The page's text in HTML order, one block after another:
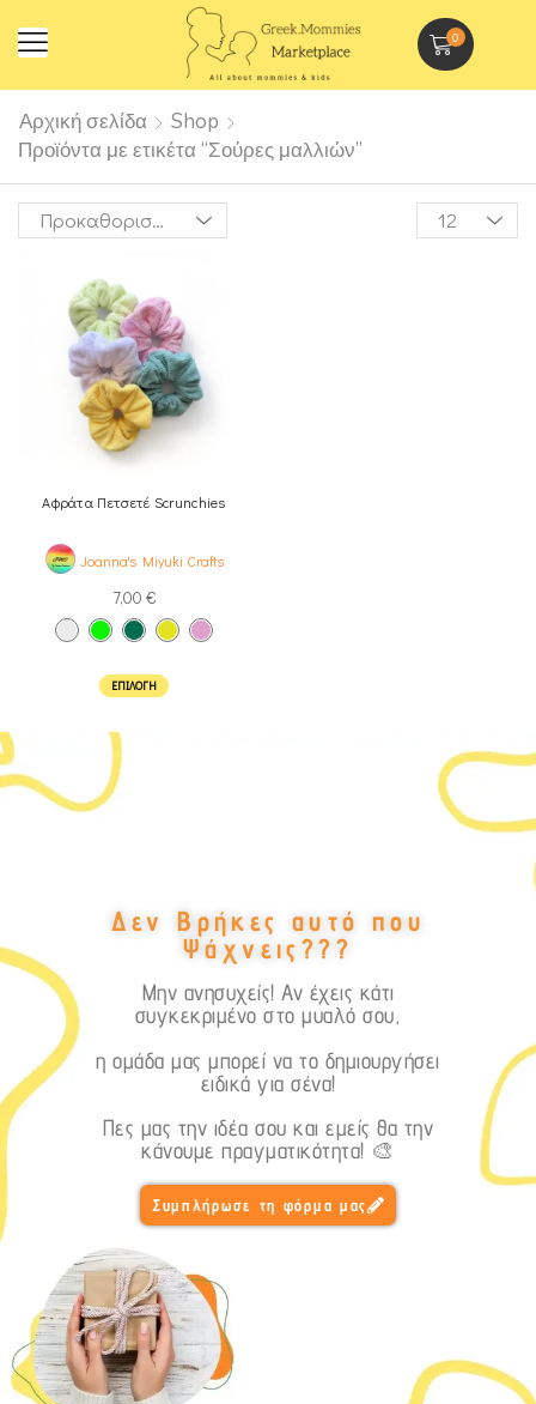
0
Αρχική σελίδα
Shop
Προϊόντα με ετικέτα “Σούρες μαλλιών”
Αφράτα Πετσετέ Scrunchies
Joanna's Miyuki Crafts
7,00 €
ΕΠΙΛΟΓΉ
Δεν Βρήκες αυτό που
Ψάχνεις???
Μην ανησυχείς! Αν έχεις κάτι
συγκεκριμένο στο μυαλό σου,
η ομάδα μας μπορεί να το δημιουργήσει
ειδικά για σένα!
Πες μας την ιδέα σου και εμείς θα την
κάνουμε πραγματικότητα! 🎨
Συμπλήρωσε τη φόρμα μας